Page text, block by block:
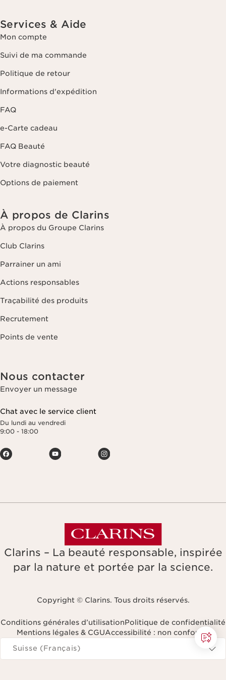
Services & Aide
Mon compte
Suivi de ma commande
Politique de retour
Informations d'expédition
FAQ
e-Carte cadeau
FAQ Beauté
Votre diagnostic beauté
Options de paiement
À propos de Clarins
À propos du Groupe Clarins
Club Clarins
Parrainer un ami
Actions responsables
Traçabilité des produits
Recrutement
Points de vente
Nous contacter
Envoyer un message
Chat avec le service client
Du lundi au vendredi
9:00 - 18:00
Clarins – La beauté responsable, inspirée
par la nature et portée par la science.
Copyright © Clarins. Tous droits réservés.
Conditions générales d’utilisationPolitique de confidentialité
Mentions légales & CGUAccessibilité : non conforme
Naviguer vers
Suisse (Français)